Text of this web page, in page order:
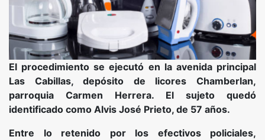
El procedimiento se ejecutó en la avenida principal
Las Cabillas, depósito de licores Chamberlan,
parroquia Carmen Herrera. El sujeto quedó
identificado como Alvis José Prieto, de 57 años.
Entre lo retenido por los efectivos policiales,